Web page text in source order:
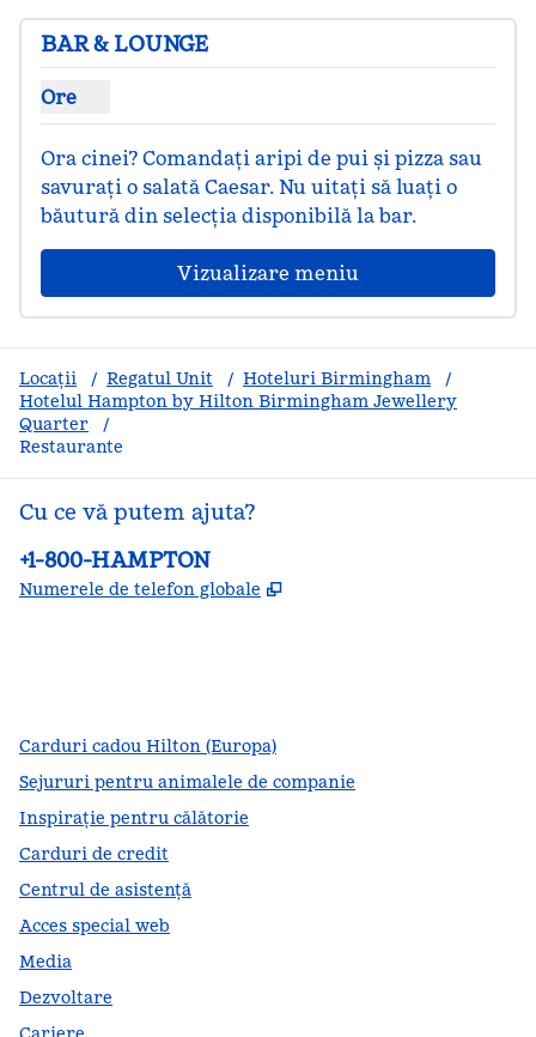
BAR & LOUNGE
Ore
Afișare ore pentru bar și lounge
Ora cinei? Comandați aripi de pui și pizza sau
savurați o salată Caesar. Nu uitați să luați o
băutură din selecția disponibilă la bar.
Vizualizare meniu
Locații / Regatul Unit / Hoteluri Birmingham
/
Hotelul Hampton by Hilton Birmingham Jewellery
Quarter
/
Restaurante
Cu ce vă putem ajuta?
Telefon:
+1-800-HAMPTON
Numerele de telefon globale ,
Carduri cadou Hilton (Europa)
Sejururi pentru animalele de companie
Inspirație pentru călătorie
Carduri de credit
Centrul de asistență
Acces special web
Media
Dezvoltare